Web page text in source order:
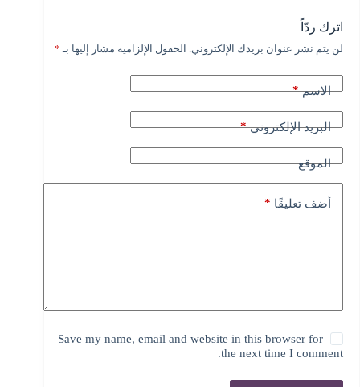
اترك ردّاً
لن يتم نشر عنوان بريدك الإلكتروني. الحقول الإلزامية مشار إليها بـ *
الاسم*
البريد الإلكتروني*
الموقع
أضف تعليقًا *
Save my name, email and website in this browser for
the next time I comment.
A
t
e
t
i